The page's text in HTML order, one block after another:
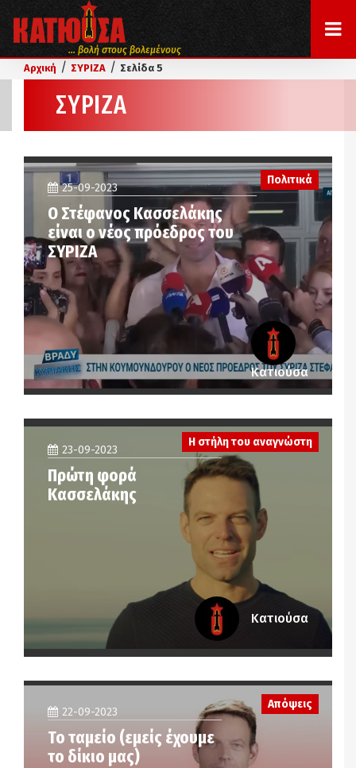
... βολή στους βολεμένους
Αρχική / ΣΥΡΙΖΑ / Σελίδα 5
ΣΥΡΙΖΑ
Πολιτικά
25-09-2023
Ο Στέφανος Κασσελάκης
είναι ο νέος πρόεδρος του
ΣΥΡΙΖΑ
Κατιούσα
23-09-2023
Πρώτη φορά
Κασσελάκης
Η στήλη του αναγνώστη
Κατιούσα
22-09-2023
Το ταμείο (εμείς έχουμε
το δίκιο μας)
Απόψεις